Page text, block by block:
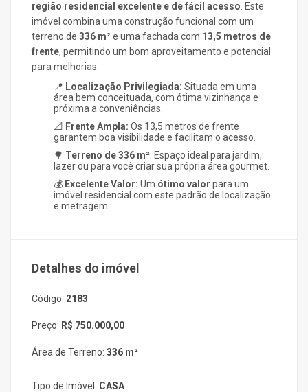
região residencial excelente e de fácil acesso . Este
imóvel combina uma construção funcional com um
terreno de 336 m²e uma fachada com 13,5 metros de
frente, permitindo um bom aproveitamento e potencial
para melhorias.
📍 Localização Privilegiada: Situada em uma
área bem conceituada, com ótima vizinhança e
próxima a conveniências.
📐 Frente Ampla: Os 13,5 metros de frente
garantem boa visibilidade e facilitam o acesso.
🌳 Terreno de336 m²: Espaço ideal para jardim,
lazer ou para você criar sua própria área gourmet.
💰 Excelente Valor: Um ótimo valor para um
imóvel residencial com este padrão de localização
e metragem.
Detalhes do imóvel
Código: 2183
Preço: R$ 750.000,00
Área de Terreno: 336 m²
Tipo de Imóvel: CASA